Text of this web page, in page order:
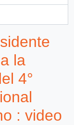
la
4°
: video